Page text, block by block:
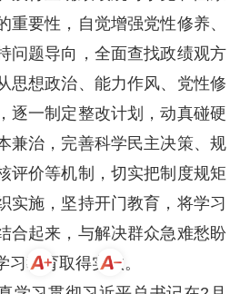
重要性，自觉增强党性修养、
问题导向，全面查找政绩观方
思想政治、能力作风、党性修
逐一制定整改计划，动真碰硬
兼治，完善科学民主决策、规
评价等机制，切实把制度规矩
实施，坚持开门教育，将学习
合起来，与解决群众急难愁盼
教育取得实效。